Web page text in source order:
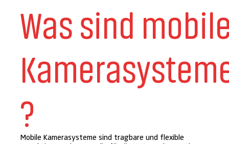
Was sind
?
Mobile Kamerasysteme sind tragbare und flexible